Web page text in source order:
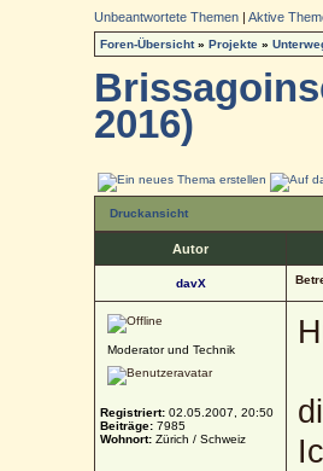
Unbeantwortete Themen |Aktive
Foren-Übersicht»Projekte »
2016)
Druckansicht
Autor
davX
Moderator und Technik
Registriert: 02.05.2007, 20:50
Beiträge: 7985
Wohnort: Zürich / Schweiz